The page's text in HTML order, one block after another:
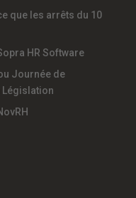
que les arrêts du 10
HR Software
Journée de
Législation